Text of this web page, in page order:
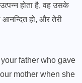
होता है, वह उसके
आनन्दित हो, और तेरी
father who gave
mother when she